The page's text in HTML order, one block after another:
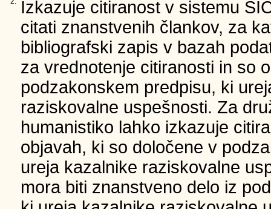
Izkazuje citiranost v sistemu
citati znanstvenih člankov, za
bibliografski zapis v bazah
za vrednotenje citiranosti in so
podzakonskem predpisu, ki
raziskovalne uspešnosti. Za
humanistiko lahko izkazuje
objavah, ki so določene v
ureja kazalnike raziskovalne
mora biti znanstveno delo iz